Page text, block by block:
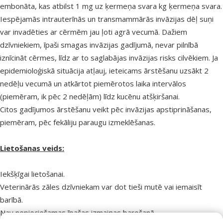
embonāta, kas atbilst 1 mg uz ķermeņa svara kg ķermeņa svara.
Iespējamās intrauterīnās un transmammārās invāzijas dēļ suņi
var invadēties ar cērmēm jau ļoti agrā vecumā. Dažiem
dzīvniekiem, īpaši smagas invāzijas gadījumā, nevar pilnībā
iznīcināt cērmes, līdz ar to saglabājas invāzijas risks cilvēkiem. Ja
epidemioloģiskā situācija atļauj, ieteicams ārstēšanu uzsākt 2
nedēļu vecumā un atkārtot piemērotos laika intervālos
(piemēram, ik pēc 2 nedēļām) līdz kucēnu atšķiršanai.
Citos gadījumos ārstēšanu veikt pēc invāzijas apstiprināšanas,
piemēram, pēc fekāliju paraugu izmeklēšanas.
Lietošanas veids:
Iekšķīgai lietošanai.
Veterinārās zāles dzīvniekam var dot tieši mutē vai iemaisīt
barībā.
Nav nepieciešamas īpašas izmaiņas barošanā.